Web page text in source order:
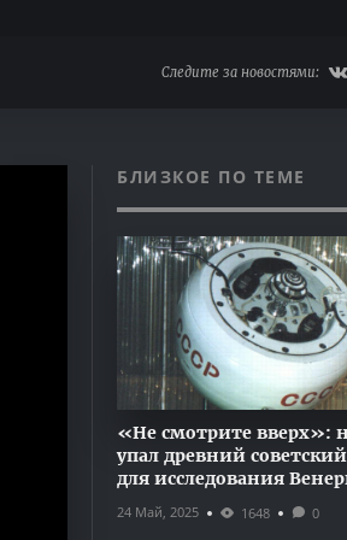
Следите за новостями:
БЛИЗКОЕ ПО ТЕМЕ
«Не смотрите вверх»:
упал древний
для исследования
24 Май, 2025 1648 0